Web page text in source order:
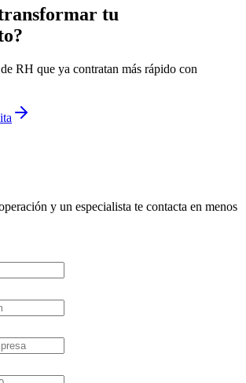
tu
RH que ya contratan más rápido con
y un especialista te contacta en menos